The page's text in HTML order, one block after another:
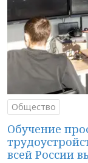
Общество
Обучение
всей России